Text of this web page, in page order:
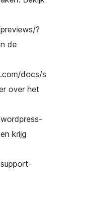
?
de
docs/s
over het
krijg